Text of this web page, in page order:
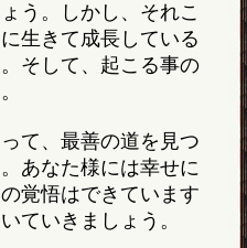
う。しかし、それこ
生きて成長している
そして、起こる事の
て、最善の道を見つ
あなた様には幸せに
覚悟はできています
ていきましょう。